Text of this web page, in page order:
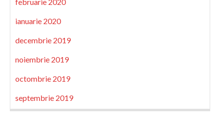
ianuarie 2020
decembrie 2019
noiembrie 2019
octombrie 2019
septembrie 2019